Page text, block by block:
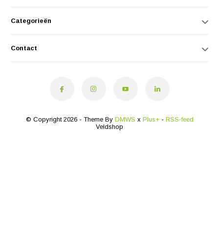
Categorieën
Contact
© Copyright 2026 - Theme By DMWS x Plus+- RSS-feed
Veldshop